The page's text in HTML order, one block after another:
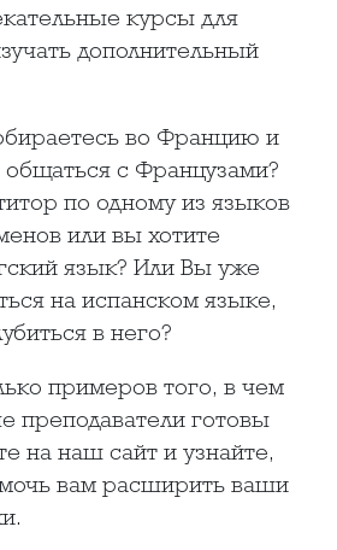
курсы для
дополнительный
во Францию и
общаться с Французами?
по одному из языков
или вы хотите
язык? Или Вы уже
на испанском языке,
в него?
примеров того, в чем
преподаватели готовы
на наш сайт и узнайте,
вам расширить ваши